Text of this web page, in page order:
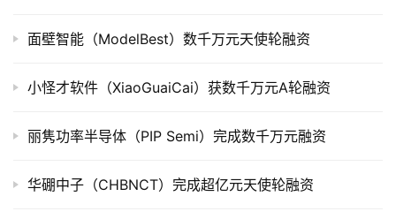
院面壁智能（ModelBest）数千万元天使轮融资
小怪才软件（XiaoGuaiCai）获数千万元A轮融资
丽隽功率半导体（PIP Semi）完成数千万元融资
华硼中子（CHBNCT）完成超亿元天使轮融资